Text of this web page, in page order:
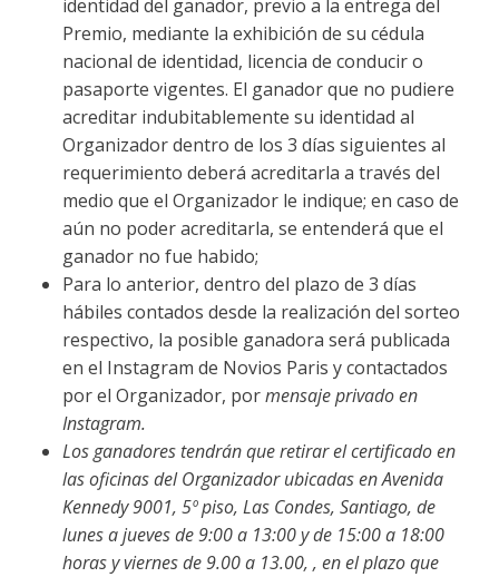
identidad del ganador, previo a la entrega del
Premio, mediante la exhibición de su cédula
nacional de identidad, licencia de conducir o
pasaporte vigentes. El ganador que no pudiere
acreditar indubitablemente su identidad al
Organizador dentro de los 3 días siguientes al
requerimiento deberá acreditarla a través del
medio que el Organizador le indique; en caso de
aún no poder acreditarla, se entenderá que el
ganador no fue habido;
Para lo anterior, dentro del plazo de 3 días
hábiles contados desde la realización del sorteo
respectivo, la posible ganadora será publicada
en el Instagram de Novios Paris y contactados
por el Organizador, pormensaje privado en
Instagram.
Los ganadores tendrán que retirar el certificado en
las oficinas del Organizador ubicadas en Avenida
Kennedy 9001, 5º piso, Las Condes, Santiago, de
lunes a jueves de 9:00 a 13:00 y de 15:00 a 18:00
horas y viernes de 9.00 a 13.00, , en el plazo que